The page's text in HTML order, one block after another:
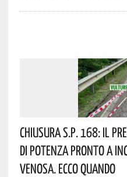
Chiusura S.P. 168: Il
Di Potenza Pronto A
Venosa. Ecco Quando